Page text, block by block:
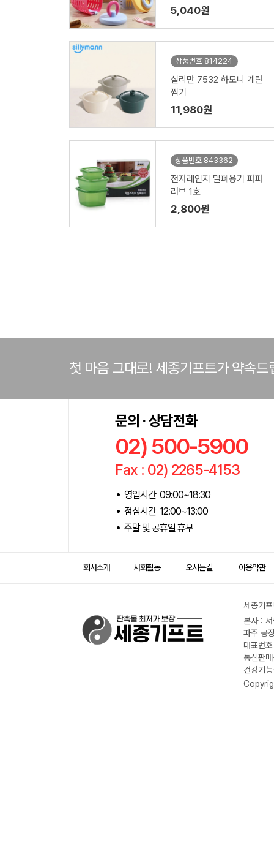
도시락 런치박스 밀프랩 과
일통 포크
5,040원
상품번호 814224
실리만 7532 하모니 계란
찜기
11,980원
상품번호 843362
전자레인지 밀폐용기 파파
러브 1호
2,800원
첫 마음 그대로! 세종기프트가 약속드
문의 · 상담전화
02) 500-5900
Fax : 02) 2265-4153
영업시간 09:00~18:30
점심시간 12:00~13:00
주말 및 공휴일 휴무
회사소개 사회활동 오시는길 이용약관
세종기
본사 :
파주 공
대표번
통신판
건강기